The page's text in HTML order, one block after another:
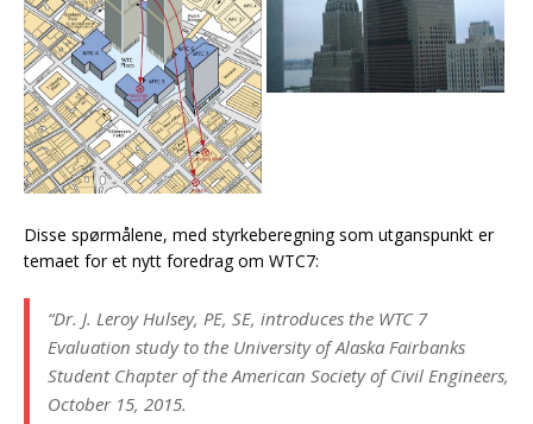
Disse spørmålene, med styrkeberegning som utganspunkt er
temaet for et nytt foredrag om WTC7:
“Dr. J. Leroy Hulsey, PE, SE, introduces the WTC 7
Evaluation study to the University of Alaska Fairbanks
Student Chapter of the American Society of Civil Engineers,
October 15, 2015.